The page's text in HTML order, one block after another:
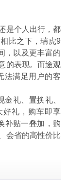
是个人出行，都
比之下，瑞虎9
，以及更丰富的
的表现。而途观
法满足用户的客
礼、置换礼、
好礼，购车即享
补贴一叠加，购
会省的高性价比